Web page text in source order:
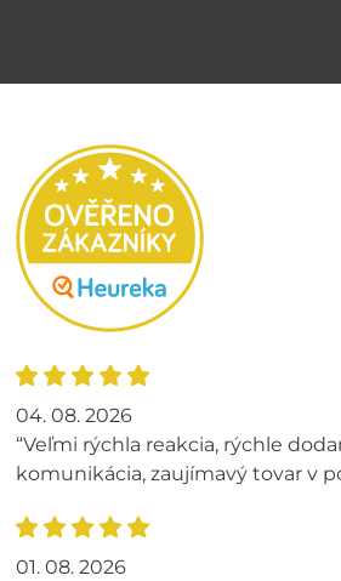
04. 08. 2026
“Veľmi rýchla reakcia, rýchle
komunikácia, zaujímavý tovar v
01. 08. 2026